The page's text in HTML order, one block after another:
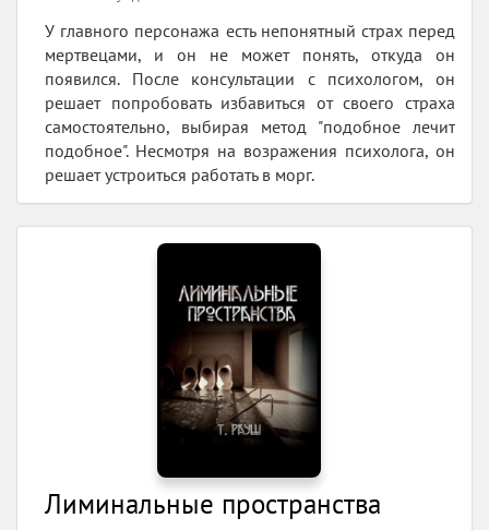
У главного персонажа есть непонятный страх перед
мертвецами, и он не может понять, откуда он
появился. После консультации с психологом, он
решает попробовать избавиться от своего страха
самостоятельно, выбирая метод "подобное лечит
подобное". Несмотря на возражения психолога, он
решает устроиться работать в морг.
Лиминальные пространства